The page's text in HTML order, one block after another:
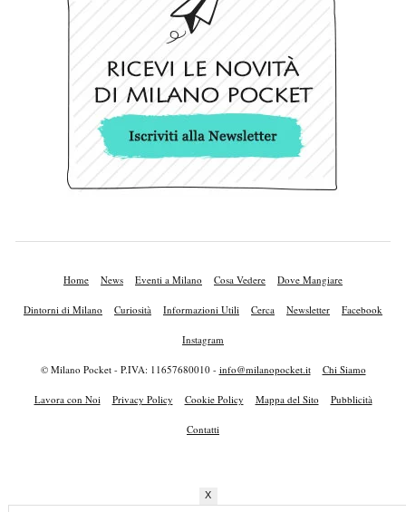
Home News Eventi a Milano Cosa Vedere Dove Mangiare
Dintorni di Milano Curiosità Informazioni Utili Cerca Newsletter Facebook
Instagram
© Milano Pocket - P.IVA: 11657680010 - info@milanopocket.it Chi Siamo
Lavora con Noi Privacy Policy Cookie Policy Mappa del Sito Pubblicità
Contatti
X